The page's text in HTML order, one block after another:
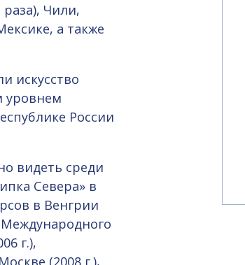
Чили,
а также
искусство
уровнем
России
видеть среди
Севера» в
в Венгрии
Международного
г.),
(2008 г.),